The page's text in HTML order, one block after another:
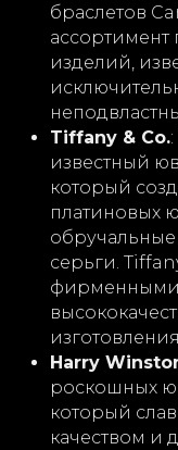
браслетов
изделий,
Tiffany & Co.
известный
который
платиновых
обручальные
серьги.
изготовления.
Harry
роскошных
который
качеством и